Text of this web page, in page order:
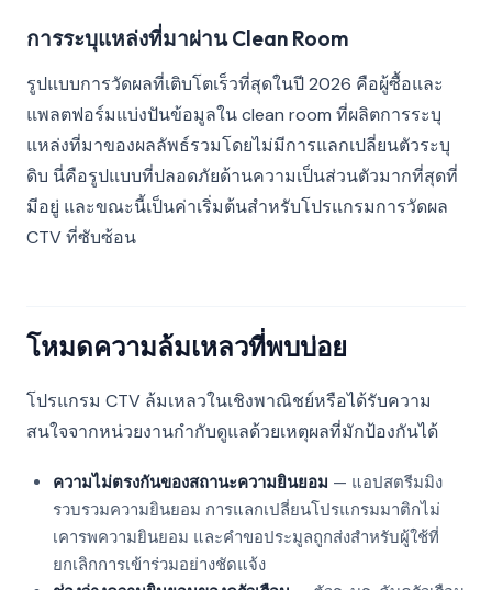
การระบุแหล่งที่มาผ่าน Clean Room
รูปแบบการวัดผลที่เติบโตเร็วที่สุดในปี 2026 คือผู้ซื้อและ
แพลตฟอร์มแบ่งปันข้อมูลใน clean room ที่ผลิตการระบุ
แหล่งที่มาของผลลัพธ์รวมโดยไม่มีการแลกเปลี่ยนตัวระบุ
ดิบ นี่คือรูปแบบที่ปลอดภัยด้านความเป็นส่วนตัวมากที่สุดที่
มีอยู่ และขณะนี้เป็นค่าเริ่มต้นสำหรับโปรแกรมการวัดผล
CTV ที่ซับซ้อน
โหมดความล้มเหลวที่พบบ่อย
โปรแกรม CTV ล้มเหลวในเชิงพาณิชย์หรือได้รับความ
สนใจจากหน่วยงานกำกับดูแลด้วยเหตุผลที่มักป้องกันได้
ความไม่ตรงกันของสถานะความยินยอม — แอปสตรีมมิง
รวบรวมความยินยอม การแลกเปลี่ยนโปรแกรมมาติกไม่
เคารพความยินยอม และคำขอประมูลถูกส่งสำหรับผู้ใช้ที่
ยกเลิกการเข้าร่วมอย่างชัดแจ้ง